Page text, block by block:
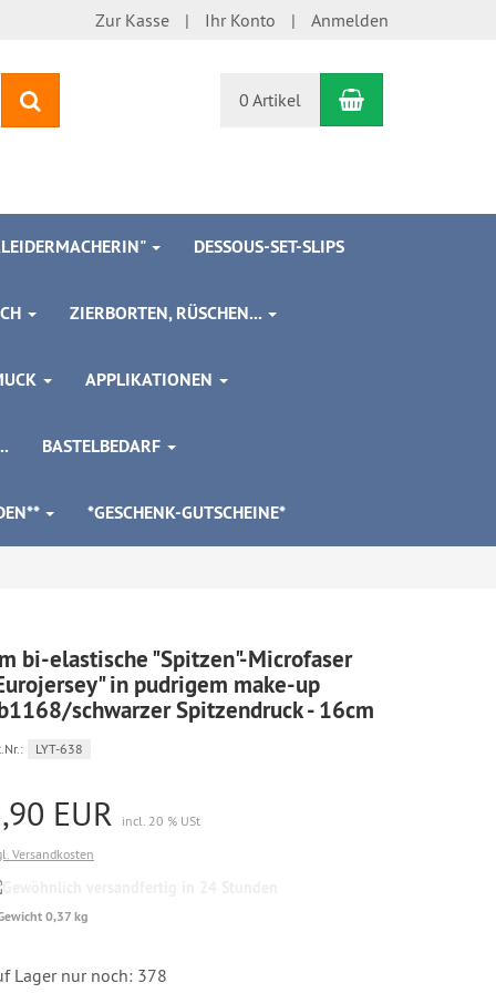
Zur Kasse Ihr Konto Anmelden
0 Artikel Warenkorb
DESSOUS-SET-SLIPS
ZIERBORTEN, RÜSCHEN...
APPLIKATIONEN
BASTELBEDARF
*GESCHENK-GUTSCHEINE*
bi-elastische "Spitzen"-Microfaser
in pudrigem make-up
schwarzer Spitzendruck - 16cm
LYT-638
EUR
incl. 20 % USt
Versandkosten
0,37 kg
Lager nur noch: 378